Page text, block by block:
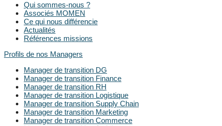
Qui sommes-nous ?
Associés MOMEN
Ce qui nous différencie
Actualités
Références missions
Profils de nos Managers
Manager de transition DG
Manager de transition Finance
Manager de transition RH
Manager de transition Logistique
Manager de transition Supply Chain
Manager de transition Marketing
Manager de transition Commerce